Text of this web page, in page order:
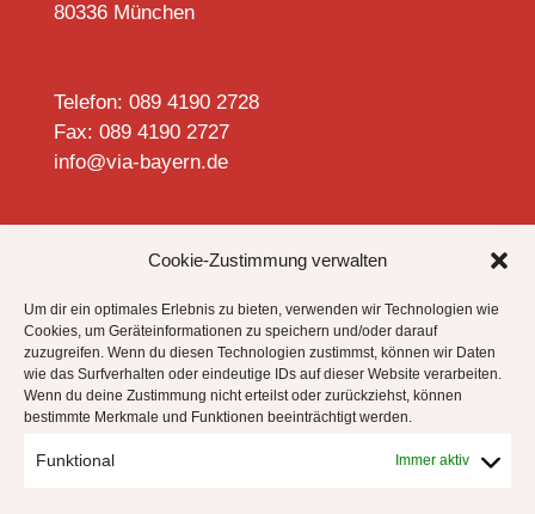
Cookie-Zustimmung verwalten
Um dir ein optimales Erlebnis zu bieten, verwenden wir Technologien wie
Cookies, um Geräteinformationen zu speichern und/oder darauf
zuzugreifen. Wenn du diesen Technologien zustimmst, können wir Daten
wie das Surfverhalten oder eindeutige IDs auf dieser Website verarbeiten.
Wenn du deine Zustimmung nicht erteilst oder zurückziehst, können
bestimmte Merkmale und Funktionen beeinträchtigt werden.
Funktional Immer aktiv
80336 München
Telefon: 089 4190 2728
Fax: 089 4190 2727
info@via-bayern.de
Datenschutzhinweise
Impressum
Cookie-Richtlinie (EU)